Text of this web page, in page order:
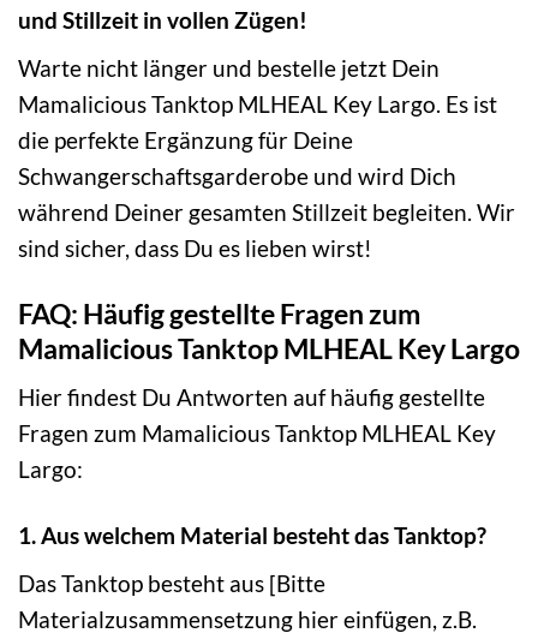
und Stillzeit in vollen Zügen!
Warte nicht länger und bestelle jetzt Dein
Mamalicious Tanktop MLHEAL Key Largo. Es ist
die perfekte Ergänzung für Deine
Schwangerschaftsgarderobe und wird Dich
während Deiner gesamten Stillzeit begleiten. Wir
sind sicher, dass Du es lieben wirst!
FAQ: Häufig gestellte Fragen zum
Mamalicious Tanktop MLHEAL Key Largo
Hier findest Du Antworten auf häufig gestellte
Fragen zum Mamalicious Tanktop MLHEAL Key
Largo:
1. Aus welchem Material besteht das Tanktop?
Das Tanktop besteht aus [Bitte
Materialzusammensetzung hier einfügen, z.B.